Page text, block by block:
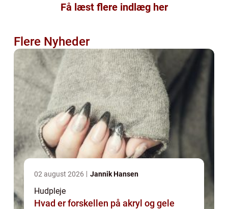
Få læst flere indlæg her
Flere Nyheder
02 august 2026 Jannik Hansen
Hudpleje
Hvad er forskellen på akryl og gele